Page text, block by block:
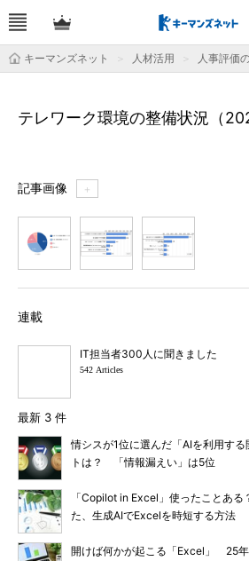
キーマンズネット 人材活用 人事評価
テレワーク環境の整備状況（
記事画像 ＋
連載
IT担当者300人に聞きました
542 Articles
最新 3 件
情シスが1位に選んだ「AIを利用する
トは？ 「情報漏えい」は5位
「Copilot in Excel」使ったことあ
た、生成AIでExcelを時短する方法
開けば何かが起こる「Excel」 25